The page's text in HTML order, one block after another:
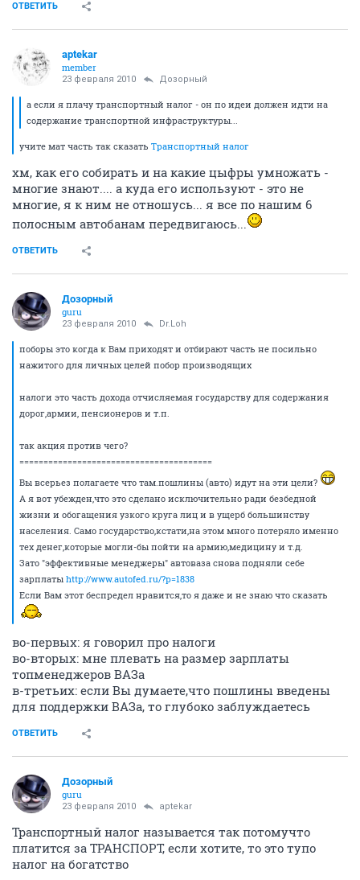
ОТВЕТИТЬ
aptekar
member
23 февраля 2010 Дозорный
а если я плачу транспортный налог - он по идеи должен идти на
содержание транспортной инфраструктуры...
учите мат часть так сказать Транспортный налог
хм, как его собирать и на какие цыфры умножать -
многие знают.... а куда его используют - это не
многие, я к ним не отношусь... я все по нашим 6
полосным автобанам передвигаюсь...
ОТВЕТИТЬ
Дозорный
guru
23 февраля 2010 Dr.Loh
поборы это когда к Вам приходят и отбирают часть не посильно
нажитого для личных целей побор производящих
налоги это часть дохода отчисляемая государству для содержания
дорог,армии, пенсионеров и т.п.
так акция против чего?
========================================
Вы всерьез полагаете что там.пошлины (авто) идут на эти цели?
А я вот убежден,что это сделано исключительно ради безбедной
жизни и обогащения узкого круга лиц и в ущерб большинству
населения. Само государство,кстати,на этом много потеряло именно
тех денег,которые могли-бы пойти на армию,медицину и т.д.
Зато "эффективные менеджеры" автоваза снова подняли себе
зарплаты http://www.autofed.ru/?p=1838
Если Вам этот беспредел нравится,то я даже и не знаю что сказать
во-первых: я говорил про налоги
во-вторых: мне плевать на размер зарплаты
топменеджеров ВАЗа
в-третьих: если Вы думаете,что пошлины введены
для поддержки ВАЗа, то глубоко заблуждаетесь
ОТВЕТИТЬ
Дозорный
guru
23 февраля 2010 aptekar
Транспортный налог называется так потомучто
платится за ТРАНСПОРТ, если хотите, то это тупо
налог на богатство